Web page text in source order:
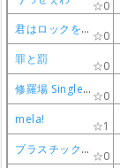
0
君はロックを聴かない
0
罪と罰
0
修羅場 Single ver.
0
mela!
1
プラスチック・ラブ
0
0
君はロックを聴かない
0
罪と罰
0
修羅場 Single ver.
0
mela!
1
プラスチック・ラブ
0
0
君はロックを聴かない
0
罪と罰
0
修羅場 Single ver.
0
mela!
1
プラスチック・ラブ
0
0
君はロックを聴かない
0
罪と罰
0
修羅場 Single ver.
0
mela!
1
プラスチック・ラブ
0